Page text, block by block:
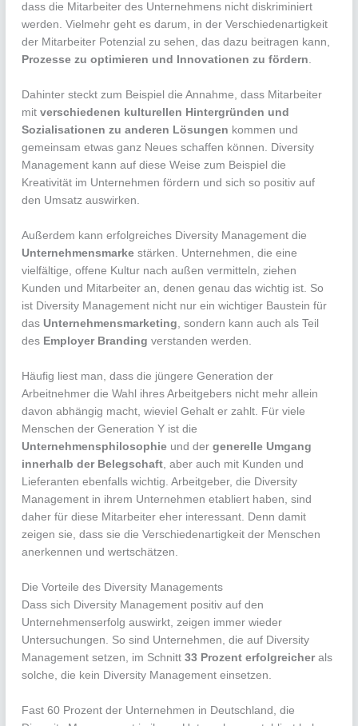
dass die Mitarbeiter des Unternehmens nicht diskriminiert
werden. Vielmehr geht es darum, in der Verschiedenartigkeit
der Mitarbeiter Potenzial zu sehen, das dazu beitragen kann,
Prozesse zu optimieren und Innovationen zu fördern.
Dahinter steckt zum Beispiel die Annahme, dass Mitarbeiter
mitverschiedenen kulturellen Hintergründen und
Sozialisationen zu anderen Lösungen kommen und
gemeinsam etwas ganz Neues schaffen können. Diversity
Management kann auf diese Weise zum Beispiel die
Kreativität im Unternehmen fördern und sich so positiv auf
den Umsatz auswirken.
Außerdem kann erfolgreiches Diversity Management die
Unternehmensmarke stärken. Unternehmen, die eine
vielfältige, offene Kultur nach außen vermitteln, ziehen
Kunden und Mitarbeiter an, denen genau das wichtig ist. So
ist Diversity Management nicht nur ein wichtiger Baustein für
das Unternehmensmarketing, sondern kann auch als Teil
des Employer Branding verstanden werden.
Häufig liest man, dass die jüngere Generation der
Arbeitnehmer die Wahl ihres Arbeitgebers nicht mehr allein
davon abhängig macht, wieviel Gehalt er zahlt. Für viele
Menschen der Generation Y ist die
Unternehmensphilosophie und dergenerelle Umgang
innerhalb der Belegschaft , aber auch mit Kunden und
Lieferanten ebenfalls wichtig. Arbeitgeber, die Diversity
Management in ihrem Unternehmen etabliert haben, sind
daher für diese Mitarbeiter eher interessant. Denn damit
zeigen sie, dass sie die Verschiedenartigkeit der Menschen
anerkennen und wertschätzen.
Die Vorteile des Diversity Managements
Dass sich Diversity Management positiv auf den
Unternehmenserfolg auswirkt, zeigen immer wieder
Untersuchungen. So sind Unternehmen, die auf Diversity
Management setzen, im Schnitt33 Prozent erfolgreicherals
solche, die kein Diversity Management einsetzen.
Fast 60 Prozent der Unternehmen in Deutschland, die